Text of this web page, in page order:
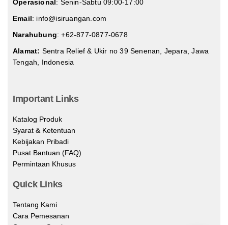
Operasional: Senin-Sabtu 09:00-17:00
Email: info@isiruangan.com
Narahubung:+62-877-0877-0678
Alamat: Sentra Relief & Ukir no 39 Senenan, Jepara, Jawa
Tengah, Indonesia
Important Links
Katalog Produk
Syarat & Ketentuan
Kebijakan Pribadi
Pusat Bantuan (FAQ)
Permintaan Khusus
Quick Links
Tentang Kami
Cara Pemesanan